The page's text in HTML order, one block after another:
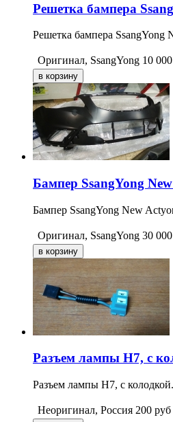
Решетка бампера
Решетка бампера SsangYong
Оригинал, SsangYong 10 000
Бампер SsangYong
Бампер SsangYong New
Оригинал, SsangYong 30 000
Разъем лампы H7, с
Разъем лампы H7, с
Неоригинал, Россия 200 руб